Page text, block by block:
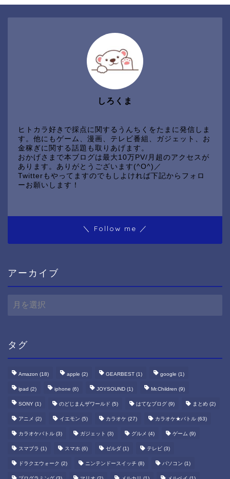
しろくま
ヒトカラ好きで採点に関するうんちくをたまに発信しま
す。他にもゲーム、漫画、テレビ番組、ガジェット、お
金稼ぎに関する話題も取りあげます。
おかげさまで本ブログは最大10万PV/月超のアクセスが
あります。ありがとうございます(^O^)／
Twitterもやってますのでもしよければ下記からフォロ
ーお願いします！
＼ Follow me ／
アーカイブ
ー
ブ
タグ
Amazon (18) apple (2) GEARBEST (1) google (1)
ipad (2) iphone (6) JOYSOUND (1) Mr.Children (9)
SONY (1) のどじまんザワールド (5) はてなブログ (9) まとめ (2)
アニメ (2) イエモン (5) カラオケ (27) カラオケ★バトル (63)
カラオケバトル (3) ガジェット (3) グルメ (4) ゲーム (9)
スマブラ (1) スマホ (6) ゼルダ (1) テレビ (3)
ドラクエウォーク (2) ニンテンドースイッチ (8) パソコン (1)